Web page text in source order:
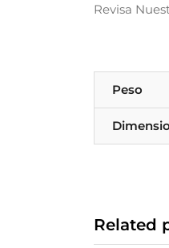
Revisa
Peso
Related